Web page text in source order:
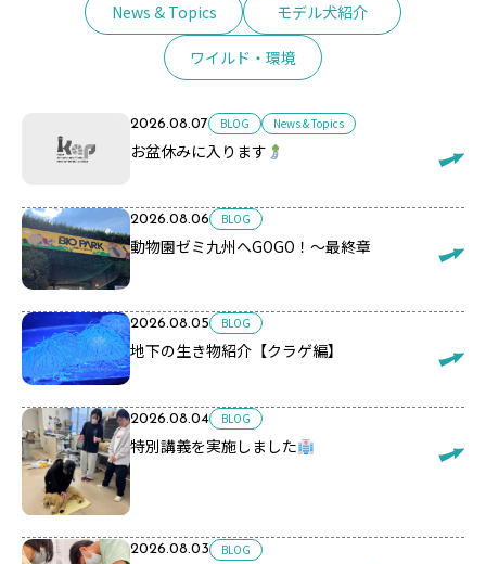
News & Topics モデル犬紹介
ワイルド・環境
2026.08.07 BLOG News & Topics
お盆休みに入ります
2026.08.06 BLOG
動物園ゼミ九州へGOGO！～最終章
2026.08.05 BLOG
地下の生き物紹介【クラゲ編】
2026.08.04 BLOG
特別講義を実施しました
2026.08.03 BLOG